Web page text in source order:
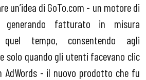
un’idea di GoTo.com - un motore di
fatturato in misura
quel tempo, consentendo agli
solo quando gli utenti facevano clic
AdWords - il nuovo prodotto che fu